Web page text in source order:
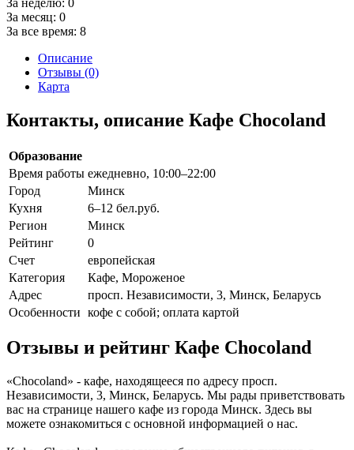
За месяц: 0
За все время: 8
Описание
Отзывы (0)
Карта
Контакты, описание Кафе Chocoland
Образование
Время работы ежедневно, 10:00–22:00
Город
Минск
Кухня
6–12 бел.руб.
Регион
Минск
Рейтинг
0
Счет
европейская
Категория
Кафе, Мороженое
Адрес
просп. Независимости, 3, Минск, Беларусь
Особенности кофе с собой; оплата картой
Отзывы и рейтинг Кафе Chocoland
«Chocoland» - кафе, находящееся по адресу просп.
Независимости, 3, Минск, Беларусь. Мы рады приветствовать
вас на странице нашего кафе из города Минск. Здесь вы
можете ознакомиться с основной информацией о нас.